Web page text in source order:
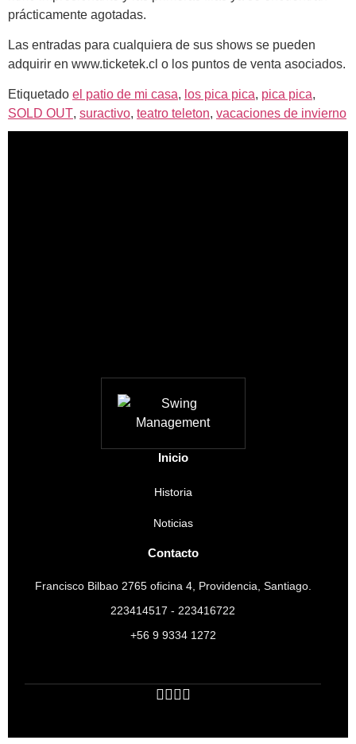
prácticamente agotadas.
Las entradas para cualquiera de sus shows se pueden
adquirir en www.ticketek.cl o los puntos de venta asociados.
Etiquetado el patio de mi casa, los pica pica, pica pica,
SOLD OUT, suractivo, teatro teleton, vacaciones de invierno
Inicio
Historia
Noticias
Contacto
Francisco Bilbao 2765 oficina 4, Providencia, Santiago.
223414517 - 223416722
+56 9 9334 1272